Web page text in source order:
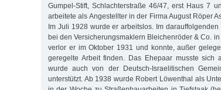
Gumpel-Stift, Schlachterstraße 46/47, erst Haus 7
arbeitete als Angestellter in der Firma August Röper
Im Juli 1928 wurde er arbeitslos. Im
bei den Versicherungsmaklern Bleichenröder & Co.
verlor er im Oktober 1931 und konnte, außer
geregelte Arbeit finden. Das Ehepaar musste sich
wurde auch von der Deutsch-Israelitischen
unterstützt. Ab 1938 wurde Robert Löwenthal als